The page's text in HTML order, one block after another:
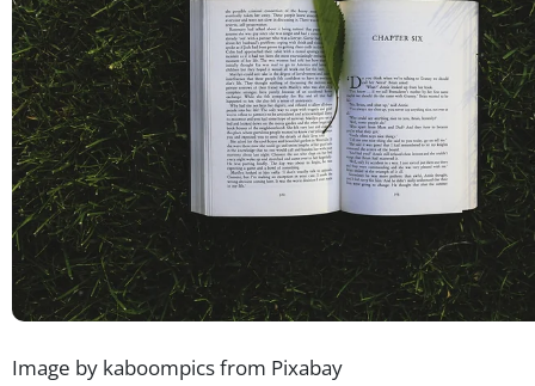
Image by kaboompics from Pixabay